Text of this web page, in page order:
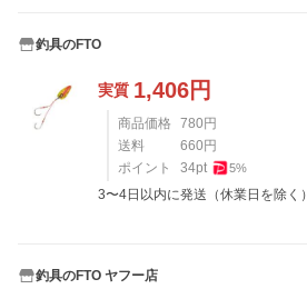
釣具のFTO
実質 1,406円
商品価格 780円
送料
660円
ポイント
34pt 5%
3〜4日以内に発送（休業日を除く）
釣具のFTO ヤフー店